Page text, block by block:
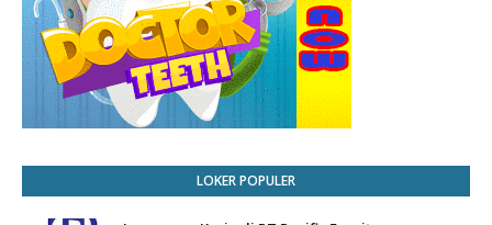
LOKER POPULER